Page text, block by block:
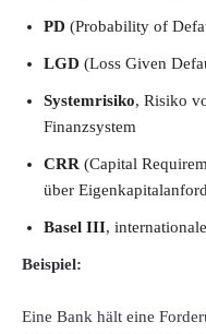
PD (Probability of
LGD (Loss Given
Systemrisiko, Risiko
Finanzsystem
CRR (Capital
über
Basel III,
Beispiel:
Eine Bank hält eine